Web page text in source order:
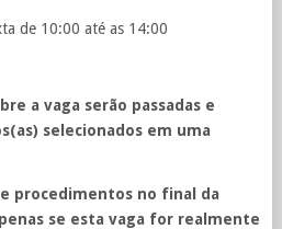
de 10:00 até as 14:00
a vaga serão passadas e
selecionados em uma
procedimentos no final da
se esta vaga for realmente